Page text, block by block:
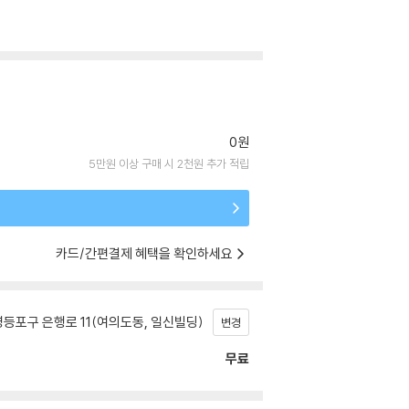
0원
5만원 이상 구매 시 2천원 추가 적립
카드/간편결제 혜택을 확인하세요
포구 은행로 11(여의도동, 일신빌딩) 변경
무료